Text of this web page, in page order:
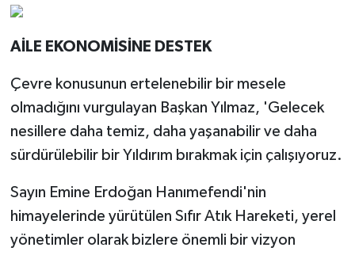
AİLE EKONOMİSİNE DESTEK
Çevre konusunun ertelenebilir bir mesele
olmadığını vurgulayan Başkan Yılmaz, 'Gelecek
nesillere daha temiz, daha yaşanabilir ve daha
sürdürülebilir bir Yıldırım bırakmak için çalışıyoruz.
Sayın Emine Erdoğan Hanımefendi'nin
himayelerinde yürütülen Sıfır Atık Hareketi, yerel
yönetimler olarak bizlere önemli bir vizyon